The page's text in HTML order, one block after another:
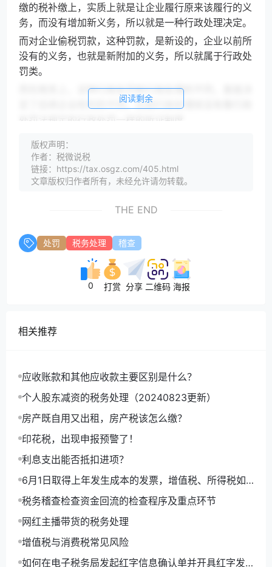
缴的税补缴上，实质上就是让企业履行原来该履行的义
务，而没有增加新义务，所以就是一种行政处理决定。
而对企业偷税罚款，这种罚款，是新设的，企业以前所
没有的义务，也就是新附加的义务，所以就属于行政处
罚类。
而在税务上，这种行政处罚和行政处理的不同，直接决
定了后续企业权利的不同，比如行政处理就没有像行政
处罚法规定的行政处罚一样的听证制度。
还有比如对于行政处罚，可以直接诉讼，但是对于行政
处理里面的涉税的，就需要先复议后诉讼。
正是因为这些不同点，所以行政处理和行政处罚才需要
进行分开，分别出具正式文书。
阅读剩余
版权声明：
作者：税微说税
链接：https://tax.osgz.com/405.html
文章版权归作者所有，未经允许请勿转载。
THE END
处罚 税务处理 稽查
0 打赏 分享 二维码 海报
相关推荐
应收账款和其他应收款主要区别是什么？
个人股东减资的税务处理（20240823更新）
房产既自用又出租，房产税该怎么缴？
印花税，出现申报预警了！
利息支出能否抵扣进项？
6月1日取得上年发生成本的发票，增值税、所得税如
何处理，如何做账？
税务稽查检查资金回流的检查程序及重点环节
网红主播带货的税务处理
增值税与消费税常见风险
如何在电子税务局发起红字信息确认单并开具红字发